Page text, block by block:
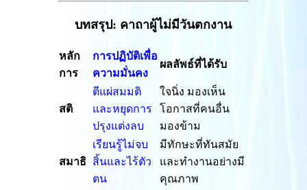
บทสรุป: คาถาผู้ไม่มีวันตกงาน
หลัก
การ
การปฏิบัติเพื่อ
ความมั่นคง
ผลลัพธ์ที่ได้รับ
สติ
ตีแผ่สมมติ
และหยุดการ
ปรุงแต่งลบ
ใจนิ่ง มองเห็น
โอกาสที่คนอื่น
มองข้าม
สมาธิ
เรียนรู้ไม่จบ
สิ้นและไร้ตัว
ตน
มีทักษะที่ทันสมัย
และทำงานอย่างมี
คุณภาพ